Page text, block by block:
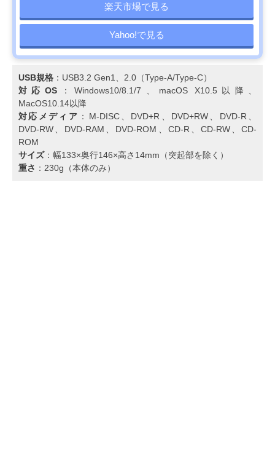
楽天市場で見る
Yahoo!で見る
USB規格 ：USB3.2 Gen1、2.0（Type-A/Type-C）
対応OS：Windows10/8.1/7、macOS X10.5以降、
MacOS10.14以降
対応メディア ：M-DISC、DVD+R、DVD+RW、DVD-R、
DVD-RW、DVD-RAM、DVD-ROM、CD-R、CD-RW、CD-
ROM
サイズ：幅133×奥行146×高さ14mm（突起部を除く）
重さ ：230g（本体のみ）